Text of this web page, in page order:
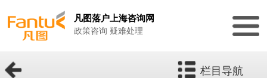
凡图落户上海咨询网
政策咨询 疑难处理
栏目导航